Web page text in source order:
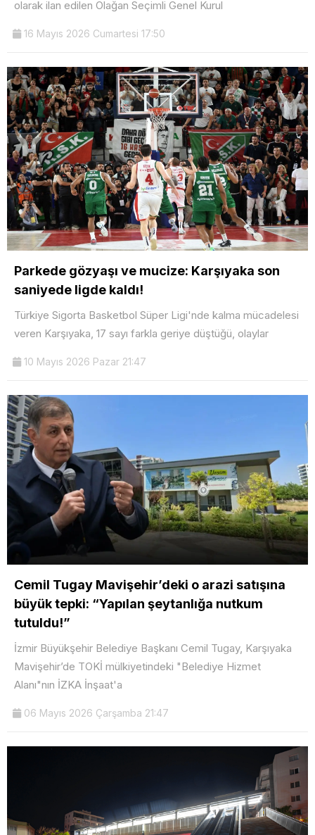
olarak ilan edilen Olağan Seçimli Genel Kurul
16 Mayıs 2026 Cumartesi 17:50
Parkede gözyaşı ve mucize: Karşıyaka son
saniyede ligde kaldı!
Türkiye Sigorta Basketbol Süper Ligi'nde kalma mücadelesi
veren Karşıyaka, 17 sayı farkla geriye düştüğü, olaylar
10 Mayıs 2026 Pazar 21:47
Cemil Tugay Mavişehir’deki o arazi satışına
büyük tepki: “Yapılan şeytanlığa nutkum
tutuldu!”
İzmir Büyükşehir Belediye Başkanı Cemil Tugay, Karşıyaka
Mavişehir’de TOKİ mülkiyetindeki "Belediye Hizmet
Alanı"nın İZKA İnşaat'a
06 Mayıs 2026 Çarşamba 21:47